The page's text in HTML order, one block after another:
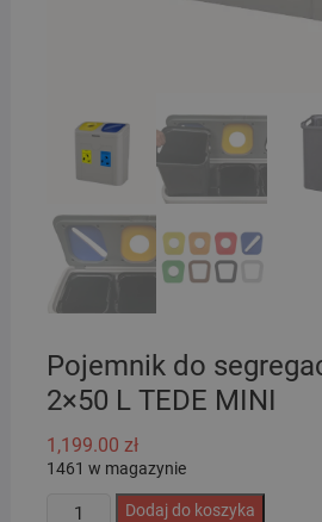
Pojemnik do
2×50 L TEDE MINI
1,199.00 zł
1461 w magazynie
ilość
Dodaj do koszyka